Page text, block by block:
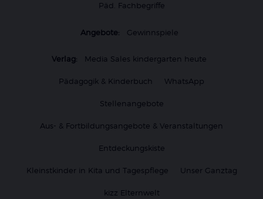
Päd. Fachbegriffe
Angebote: Gewinnspiele
Verlag: Media Sales kindergarten heute
Pädagogik & Kinderbuch WhatsApp
Stellenangebote
Aus- & Fortbildungsangebote & Veranstaltungen
Entdeckungskiste
Kleinstkinder in Kita und Tagespflege Unser Ganztag
kizz Elternwelt